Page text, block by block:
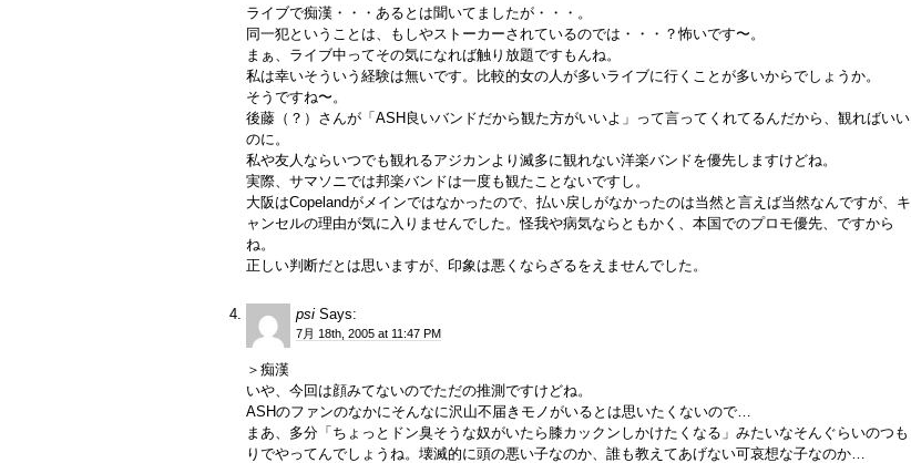
ライブで痴漢・・・あるとは聞いてましたが・・・。
同一犯ということは、もしやストーカーされているのでは・・・？怖いです〜。
まぁ、ライブ中ってその気になれば触り放題ですもんね。
私は幸いそういう経験は無いです。比較的女の人が多いライブに行くことが多いからでしょうか。
そうですね〜。
後藤（？）さんが「ASH良いバンドだから観た方がいいよ」って言ってくれてるんだから、観ればいい
のに。
私や友人ならいつでも観れるアジカンより滅多に観れない洋楽バンドを優先しますけどね。
実際、サマソニでは邦楽バンドは一度も観たことないですし。
大阪はCopelandがメインではなかったので、払い戻しがなかったのは当然と言えば当然なんですが、キ
ャンセルの理由が気に入りませんでした。怪我や病気ならともかく、本国でのプロモ優先、ですから
ね。
正しい判断だとは思いますが、印象は悪くならざるをえませんでした。
psi Says:
7月 18th, 2005 at 11:47 PM
＞痴漢
いや、今回は顔みてないのでただの推測ですけどね。
ASHのファンのなかにそんなに沢山不届きモノがいるとは思いたくないので…
まあ、多分「ちょっとドン臭そうな奴がいたら膝カックンしかけたくなる」みたいなそんぐらいのつも
りでやってんでしょうね。壊滅的に頭の悪い子なのか、誰も教えてあげない可哀想な子なのか…